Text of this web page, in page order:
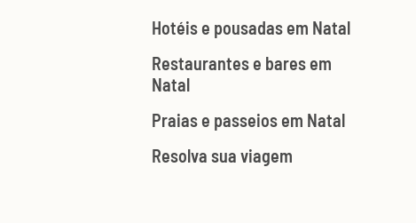
Hotéis e pousadas em Natal
Restaurantes e bares em
Natal
Praias e passeios em Natal
Resolva sua viagem